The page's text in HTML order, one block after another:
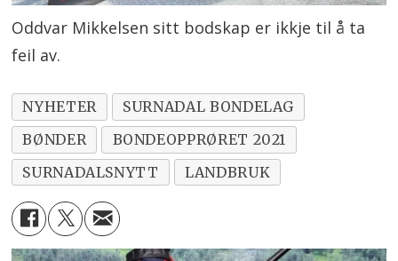
Oddvar Mikkelsen sitt bodskap er ikkje til å ta
feil av.
NYHETER
SURNADAL BONDELAG
BØNDER
BONDEOPPRØRET 2021
SURNADALSNYTT
LANDBRUK